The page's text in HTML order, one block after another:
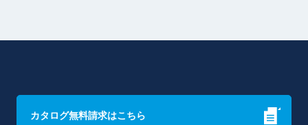
カタログ無料請求はこちら